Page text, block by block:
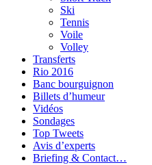
Ski
Tennis
Voile
Volley
Transferts
Rio 2016
Banc bourguignon
Billets d’humeur
Vidéos
Sondages
Top Tweets
Avis d’experts
Briefing & Contact…